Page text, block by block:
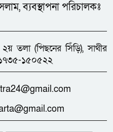
প্রশাসক গোল্ডকাপ ফুটবল
এইচএসসি শিক্ষার্থীর
ঝুলে আত্মহত্যা
নেতা আল-আমিনের
সহ ৯১তম রক্তদান
ব্যবস্থাপনা পরিচালকঃ
তলা (পিছনের সিঁড়ি), সাথীর
১৫০৫২২